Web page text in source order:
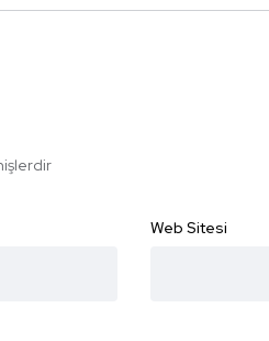
Web Sitesi